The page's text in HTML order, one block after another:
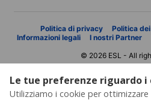
Le tue preferenze riguardo i
Utilizziamo i cookie per
Politica di privacy Politica
Informazioni legali
I nostri Partner
© 2026 ESL - All